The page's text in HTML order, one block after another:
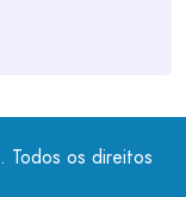
Todos os direitos